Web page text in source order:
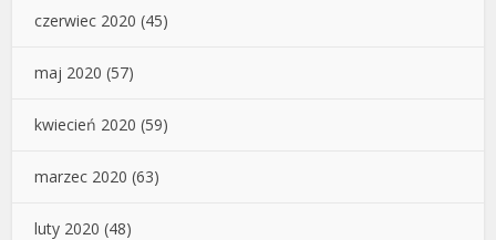
czerwiec 2020 (45)
maj 2020 (57)
kwiecień 2020 (59)
marzec 2020 (63)
luty 2020 (48)